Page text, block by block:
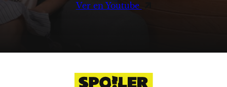
Ver en Youtube